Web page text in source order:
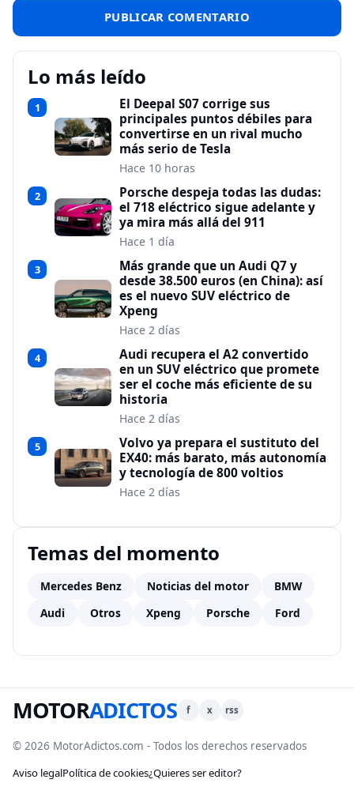
Lo más leído
1
El Deepal S07 corrige sus
principales puntos débiles para
convertirse en un rival mucho
más serio de Tesla
Hace 10 horas
2
Porsche despeja todas las dudas:
el 718 eléctrico sigue adelante y
ya mira más allá del 911
Hace 1 día
3
Más grande que un Audi Q7 y
desde 38.500 euros (en China): así
es el nuevo SUV eléctrico de
Xpeng
Hace 2 días
4
Audi recupera el A2 convertido
en un SUV eléctrico que promete
ser el coche más eficiente de su
historia
Hace 2 días
5
Volvo ya prepara el sustituto del
EX40: más barato, más autonomía
y tecnología de 800 voltios
Hace 2 días
Temas del momento
Mercedes Benz Noticias del motor
BMW
Audi
Otros Xpeng Porsche Ford
MOTORADICTOS f x rss
© 2026 MotorAdictos.com - Todos los derechos reservados
Aviso legalPolítica de cookies¿Quieres ser editor?